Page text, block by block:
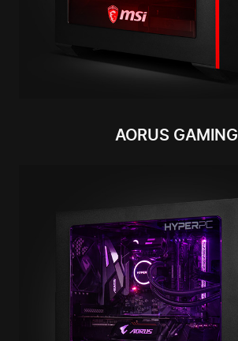
AORUS GAMING